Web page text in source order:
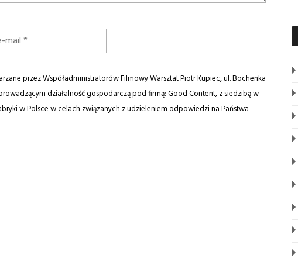
przez Współadministratorów Filmowy Warsztat Piotr Kupiec, ul. Bochenka
działalność gospodarczą pod firmą: Good Content, z siedzibą w
w Polsce w celach związanych z udzieleniem odpowiedzi na Państwa